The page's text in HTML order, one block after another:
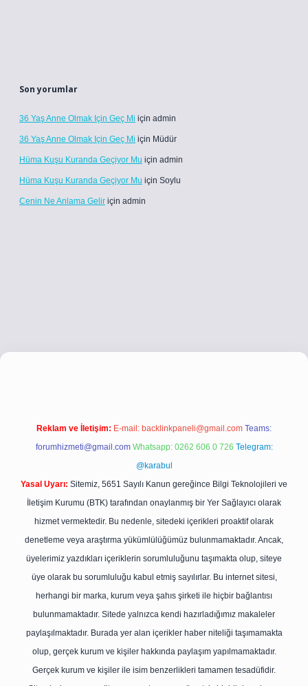
Son yorumlar
36 Yaş Anne Olmak Için Geç Mi için admin
36 Yaş Anne Olmak Için Geç Mi için Müdür
Hüma Kuşu Kuranda Geçiyor Mu için admin
Hüma Kuşu Kuranda Geçiyor Mu için Soylu
Cenin Ne Anlama Gelir için admin
betci girişbetci girişhiltonbet yeni giriş
Reklam ve İletişim: E-mail: backlinkpaneli@gmail.com Teams:
forumhizmeti@gmail.com Whatsapp: 0262 606 0 726 Telegram:
@karabul
Yasal Uyarı: Sitemiz, 5651 Sayılı Kanun gereğince Bilgi Teknolojileri ve
İletişim Kurumu (BTK) tarafından onaylanmış bir Yer Sağlayıcı olarak
hizmet vermektedir. Bu nedenle, sitedeki içerikleri proaktif olarak
denetleme veya araştırma yükümlülüğümüz bulunmamaktadır. Ancak,
üyelerimiz yazdıkları içeriklerin sorumluluğunu taşımakta olup, siteye
üye olarak bu sorumluluğu kabul etmiş sayılırlar. Bu internet sitesi,
herhangi bir marka, kurum veya şahıs şirketi ile hiçbir bağlantısı
bulunmamaktadır. Sitede yalnızca kendi hazırladığımız makaleler
paylaşılmaktadır. Burada yer alan içerikler haber niteliği taşımamakta
olup, gerçek kurum ve kişiler hakkında paylaşım yapılmamaktadır.
Gerçek kurum ve kişiler ile isim benzerlikleri tamamen tesadüfidir.